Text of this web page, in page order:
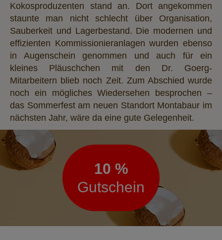
Kokosproduzenten stand an. Dort angekommen
staunte man nicht schlecht über Organisation,
Sauberkeit und Lagerbestand. Die modernen und
effizienten Kommissionieranlagen wurden ebenso
in Augenschein genommen und auch für ein
kleines Pläuschchen mit den Dr. Goerg-
Mitarbeitern blieb noch Zeit. Zum Abschied wurde
noch ein mögliches Wiedersehen besprochen –
das Sommerfest am neuen Standort Montabaur im
nächsten Jahr, wäre da eine gute Gelegenheit.
Newsletter
10 %
Gutschein